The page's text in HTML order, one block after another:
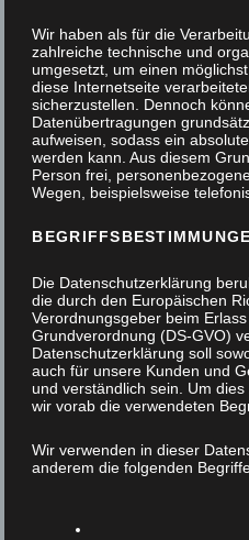
2022 – Tischlerei David
Liebe Kunden und
Wir haben als für die
zahlreiche technische und
umgesetzt, um einen
diese Internetseite
sicherzustellen. Dennoch
Datenübertragungen
aufweisen, sodass ein
werden kann. Aus diesem
Person frei,
Wegen, beispielsweise
Die Datenschutzerklärung
die durch den Europäischen
Verordnungsgeber beim
Grundverordnung (DS-GVO)
Datenschutzerklärung soll
auch für unsere Kunden und
und verständlich sein. Um
wir vorab die verwendeten
Wir verwenden in dieser
anderem die folgenden